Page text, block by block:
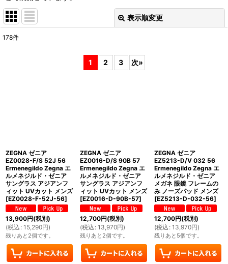
表示順変更
178件
1 2 3 次»
ZEGNA ゼニア
EZ0028-F/S 52J 56
Ermenegildo Zegna エ
ルメネジルド・ゼニア
サングラス アジアンフ
ィット UVカット メンズ
[EZ0028-F-52J-56]
13,900円(税別)
(税込 : 15,290円)
残りあと2個です。
ZEGNA ゼニア
EZ0016-D/S 90B 57
Ermenegildo Zegna エ
ルメネジルド・ゼニア
サングラス アジアンフ
ィット UVカット メンズ
[EZ0016-D-90B-57]
12,700円(税別)
(税込 : 13,970円)
残りあと2個です。
ZEGNA ゼニア
EZ5213-D/V 032 56
Ermenegildo Zegna エ
ルメネジルド・ゼニア
メガネ 眼鏡 フレームの
み ノーズパッド メンズ
[EZ5213-D-032-56]
12,700円(税別)
(税込 : 13,970円)
残りあと5個です。